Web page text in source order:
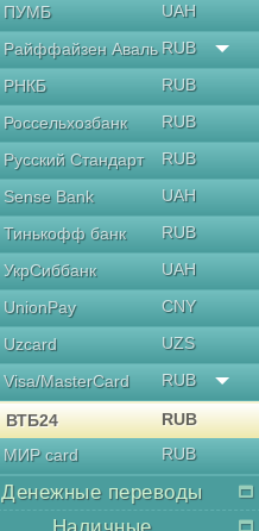
ПУМБ
UAH
Райффайзен Аваль RUB
РНКБ
RUB
Россельхозбанк
RUB
Русский Стандарт
RUB
Sense Bank
UAH
Тинькофф банк
RUB
УкрСиббанк
UAH
UnionPay
CNY
Uzcard
UZS
Visa/MasterCard
RUB
ВТБ24
RUB
МИР card
RUB
Денежные переводы